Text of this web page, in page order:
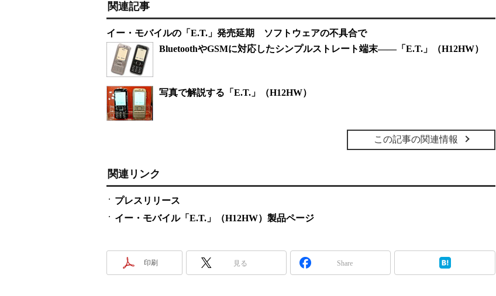
関連記事
イー・モバイルの「E.T.」発売延期 ソフトウェアの不具合で
BluetoothやGSMに対応したシンプルストレート端末――「E.T.」（H12HW）
写真で解説する「E.T.」（H12HW）
この記事の関連情報
関連リンク
プレスリリース
イー・モバイル「E.T.」（H12HW）製品ページ
印刷 見る Share